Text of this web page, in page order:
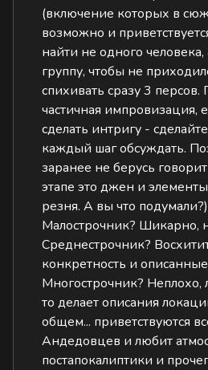
(включение которых в
возможно и
найти не одного
группу, чтобы не
спихивать сразу 3 персов.
частичная импровизация,
сделать интригу -
каждый шаг обсуждать.
заранее не берусь
этапе это джен и
резня. А вы что подумали?)
Малострочник? Шикарно,
Среднестрочник?
конкретность и
Многострочник? Неплохо,
то делает описания
общем... приветствуются
Андедовцев и любит
постапокалиптики и